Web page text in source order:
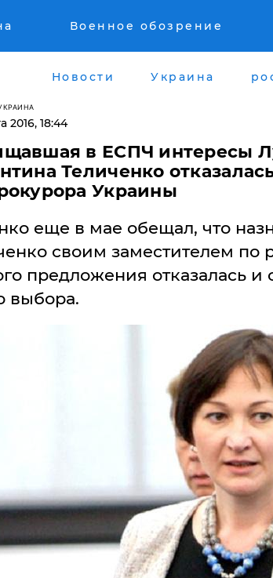
Военное обозрение
Новости Украина
2016, 18:44
в ЕСПЧ интересы
Теличенко
Украины
еще в мае обещал, что
своим заместителем по
предложения отказалась и
выбора.